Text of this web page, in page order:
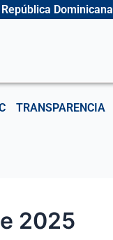
Dominicana
TRANSPARENCIA
2025